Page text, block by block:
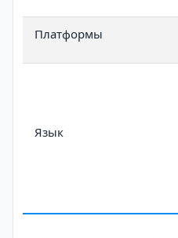
Платформы
Язык